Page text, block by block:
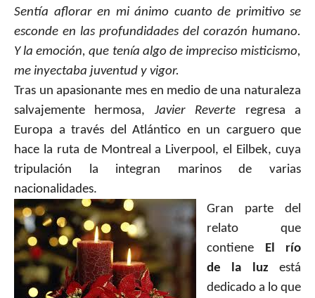
Sentía aflorar en mi ánimo cuanto de primitivo se
esconde en las profundidades del corazón humano.
Y la emoción, que tenía algo de impreciso misticismo,
me inyectaba juventud y vigor.
Tras un apasionante mes en medio de una naturaleza
salvajemente hermosa, Javier Reverte regresa a
Europa a través del Atlántico en un carguero que
hace la ruta de Montreal a Liverpool, el Eilbek, cuya
tripulación la integran marinos de varias
nacionalidades.
Gran parte del
relato que
contiene El río
de la luz
está
dedicado a lo que